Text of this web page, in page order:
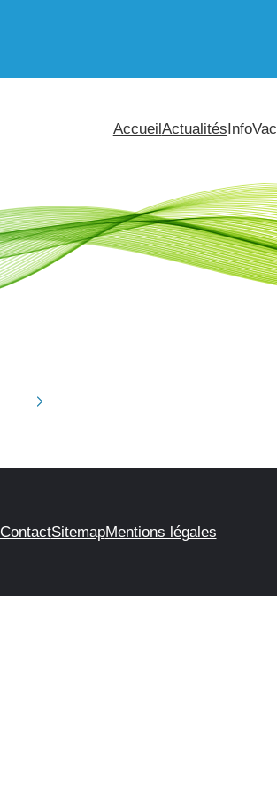
AccueilActualitésInfoVac
ContactSitemapMentions légales